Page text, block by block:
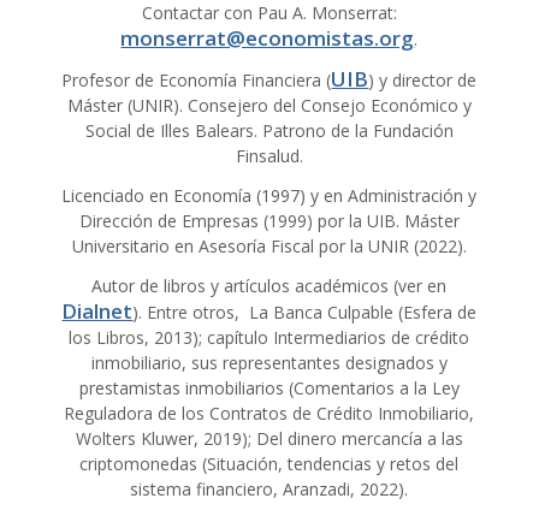
Contactar con Pau A. Monserrat:
monserrat@economistas.org.
Profesor de Economía Financiera (UIB) y director de
Máster (UNIR). Consejero del Consejo Económico y
Social de Illes Balears. Patrono de la Fundación
Finsalud.
Licenciado en Economía (1997) y en Administración y
Dirección de Empresas (1999) por la UIB. Máster
Universitario en Asesoría Fiscal por la UNIR (2022).
Autor de libros y artículos académicos (ver en
Dialnet). Entre otros, La Banca Culpable (Esfera de
los Libros, 2013); capítulo Intermediarios de crédito
inmobiliario, sus representantes designados y
prestamistas inmobiliarios (Comentarios a la Ley
Reguladora de los Contratos de Crédito Inmobiliario,
Wolters Kluwer, 2019); Del dinero mercancía a las
criptomonedas (Situación, tendencias y retos del
sistema financiero, Aranzadi, 2022).